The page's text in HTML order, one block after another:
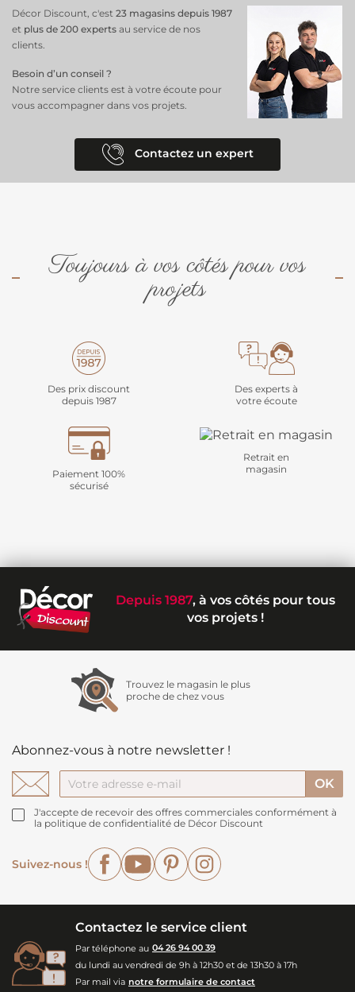
Décor Discount, c'est 23 magasins depuis 1987
et plus de 200 experts au service de nos
clients.
Besoin d’un conseil ?
Notre service clients est à votre écoute pour
vous accompagner dans vos projets.
Contactez un expert
Toujours à vos côtés pour vos
projets
Des prix discount
depuis 1987
Des experts à
votre écoute
Paiement 100%
sécurisé
Retrait en
magasin
Depuis 1987, à vos côtés pour tous
vos projets !
Trouvez le magasin le plus
proche de chez vous
Abonnez-vous à notre newsletter !
J'accepte de recevoir des offres commerciales conformément à
la politique de confidentialité de Décor Discount
Suivez-nous !
FacebookYouTubePinterest
Contactez le service client
Par téléphone au 04 26 94 00 39
du lundi au vendredi de 9h à 12h30 et de 13h30 à 17h
Par mail via notre formulaire de contact